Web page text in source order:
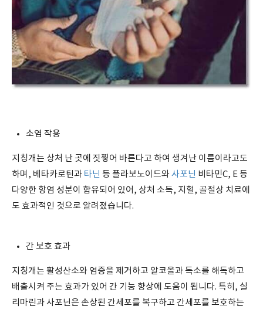
소염 작용
지칭개는 상처 난 곳에 짓찧어 바른다고 하여 생겨난 이름이라고도
하며, 베타카로틴과 타닌 등 플라보노이드와사포닌 비타민C, E 등
다양한 항염 성분이 함유되어 있어, 상처 소독, 지혈, 골절상 치료에
도 효과적인 것으로 알려졌습니다.
간 보호 효과
지칭개는 활성산소와 염증을 제거하고 알코올과 독소를 해독하고
배출시켜 주는 효과가 있어 간 기능 향상에 도움이 됩니다. 특히, 실
리마린과 사포닌은 손상된 간세포를 복구하고 간세포를 보호하는